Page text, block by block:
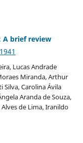
A brief review
Lucas Andrade
Miranda, Arthur
Silva, Carolina Ávila
Aranda de Souza,
de Lima, Iranildo